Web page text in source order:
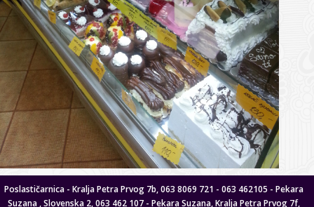
Poslastičarnica - Kralja Petra Prvog 7b, 063 8069 721 - 063 462105 - Pekara
Suzana , Slovenska 2, 063 462 107 - Pekara Suzana, Kralja Petra Prvog 7f,